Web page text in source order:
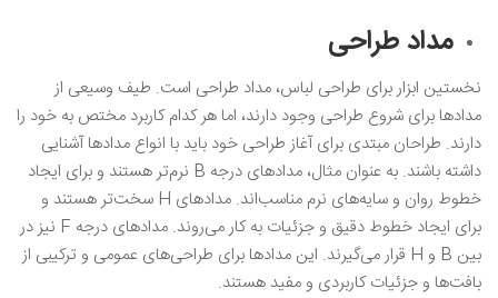
مداد طراحی
نخستین ابزار برای طراحی لباس، مداد طراحی است. طیف وسیعی از
مدادها برای شروع طراحی وجود دارند، اما هر کدام کاربرد مختص به خود را
دارند. طراحان مبتدی برای آغاز طراحی خود باید با انواع مدادها آشنایی
داشته باشند. به عنوان مثال، مدادهای درجه B نرم‌تر هستند و برای ایجاد
خطوط روان و سایه‌های نرم مناسب‌اند. مدادهای H سخت‌تر هستند و
برای ایجاد خطوط دقیق و جزئیات به کار می‌روند. مدادهای درجه F نیز در
بین B و H قرار می‌گیرند. این مدادها برای طراحی‌های عمومی و ترکیبی از
بافت‌ها و جزئیات کاربردی و مفید هستند.